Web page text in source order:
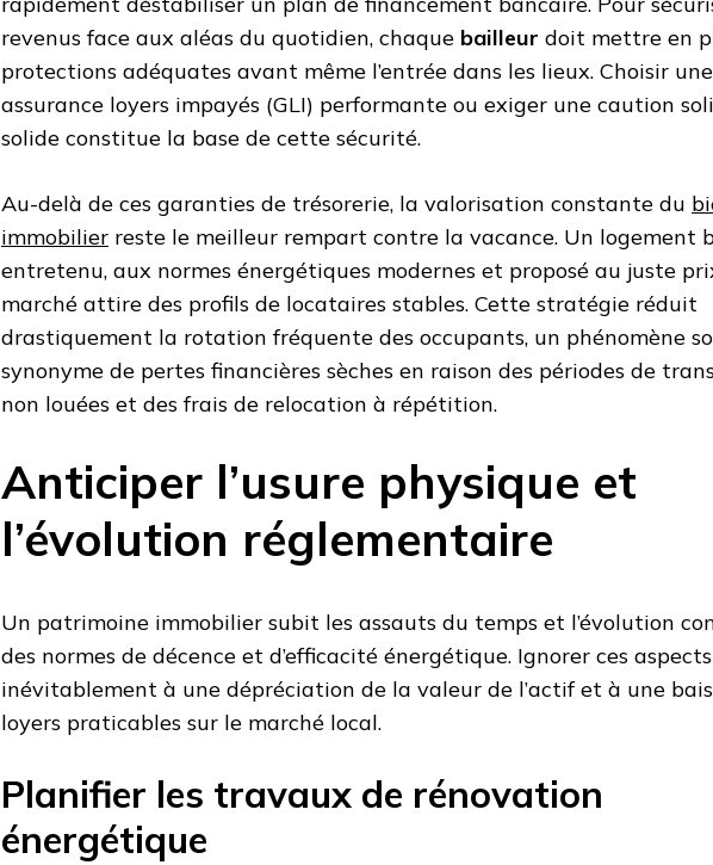
revenus face aux aléas du quotidien, chaque bailleur doit mettre en
protections adéquates avant même l’entrée dans les lieux. Choisir une
assurance loyers impayés (GLI) performante ou exiger une caution
solide constitue la base de cette sécurité.
Au-delà de ces garanties de trésorerie, la valorisation constante du
immobilier reste le meilleur rempart contre la vacance. Un logement
entretenu, aux normes énergétiques modernes et proposé au juste
marché attire des profils de locataires stables. Cette stratégie réduit
drastiquement la rotation fréquente des occupants, un phénomène
synonyme de pertes financières sèches en raison des périodes de
non louées et des frais de relocation à répétition.
Anticiper l’usure physique et
l’évolution réglementaire
Un patrimoine immobilier subit les assauts du temps et l’évolution
des normes de décence et d’efficacité énergétique. Ignorer ces
inévitablement à une dépréciation de la valeur de l’actif et à une
loyers praticables sur le marché local.
Planifier les travaux de rénovation
énergétique